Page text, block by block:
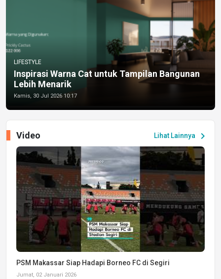
LIFESTYLE
Inspirasi Warna Cat untuk Tampilan Bangunan
Lebih Menarik
Kamis, 30 Jul 2026 10:17
Lihat Lainnya chevron_right
Video
PSM Makassar Siap Hadapi Borneo FC di Segiri
Jumat, 02 Januari 2026